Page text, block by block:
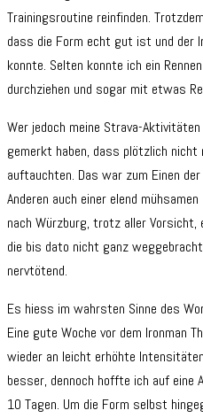
Trainingsroutine reinfinden.
dass die Form echt gut ist und der
konnte. Selten konnte ich ein
durchziehen und sogar mit etwas
Wer jedoch meine Strava-
gemerkt haben, dass plötzlich nicht
auftauchten. Das war zum Einen
Anderen auch einer elend
nach Würzburg, trotz aller Vorsicht,
die bis dato nicht ganz
nervtötend.
Es hiess im wahrsten Sinne des
Eine gute Woche vor dem Ironman
wieder an leicht erhöhte
besser, dennoch hoffte ich auf eine
10 Tagen. Um die Form selbst